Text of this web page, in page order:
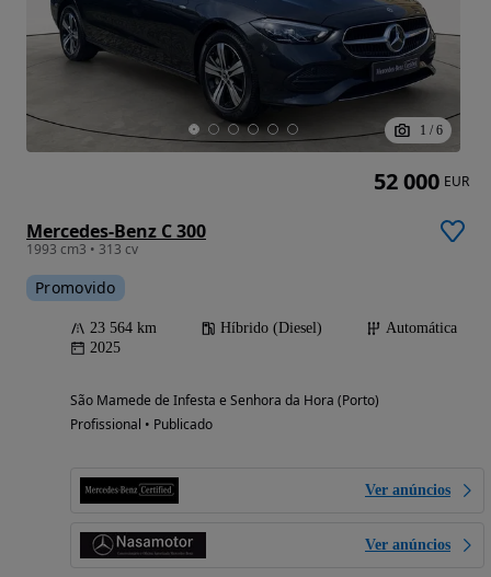
1 / 6
Mercedes-Benz C 300
1993 cm3 • 313 cv
Promovido
23 564 km Híbrido (Diesel)
Automática
2025
São Mamede de Infesta e Senhora da Hora (Porto)
Profissional • Publicado
Ver anúncios
Ver anúncios
52 000 EUR